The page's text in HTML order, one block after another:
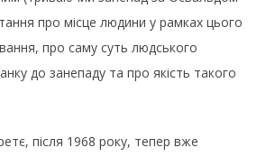
про місце людини у рамках цього
про саму суть людського
до занепаду та про якість такого
після 1968 року, тепер вже